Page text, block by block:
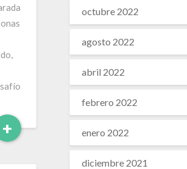
+Leer
Más
octubre 2022
agosto 2022
abril 2022
febrero 2022
enero 2022
diciembre 2021